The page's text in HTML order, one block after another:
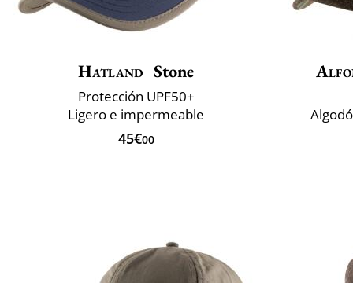
Hatland Stone
Protección UPF50+
Ligero e impermeable
45€00